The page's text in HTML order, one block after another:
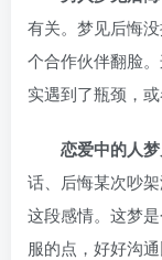
有关。梦见后悔
个合作伙伴翻脸
实遇到了瓶颈，
恋爱中的人梦
话、后悔某次吵
这段感情。这梦
服的点，好好沟